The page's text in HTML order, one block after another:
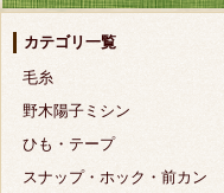
カテゴリ一覧
毛糸
野木陽子ミシン
ひも・テープ
スナップ・ホック・前カン